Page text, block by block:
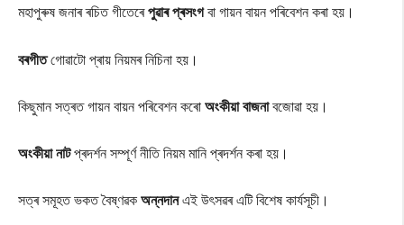
মহাপুৰুষ জনাৰ ৰচিত গীতেৰেপুৱাৰ প্ৰসংগবা গায়ন বায়ন পৰিবেশন কৰা হয়।
বৰগীতগোৱাটো প্ৰায় নিয়মৰ নিচিনা হয়।
কিছুমান সত্ৰত গায়ন বায়ন পৰিবেশন কৰোঅংকীয়া বাজনাবজোৱা হয়।
অংকীয়া নাটপ্ৰদৰ্শন সম্পূৰ্ণ নীতি নিয়ম মানি প্ৰদৰ্শন কৰা হয়।
সত্ৰ সমূহত ভকত বৈষ্ণৱকঅন্নদানএই উৎসৱৰ এটি বিশেষ কাৰ্যসূচী।